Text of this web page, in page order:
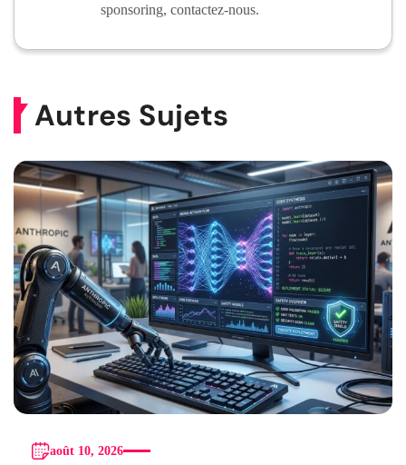
sponsoring, contactez-nous.
Autres Sujets
août 10, 2026